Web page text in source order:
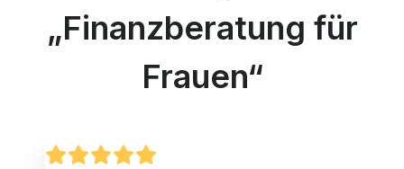
„Finanzberatung für
Frauen“